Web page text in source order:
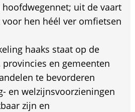
uit de vaart
hen héél ver omfietsen
haaks staat op de
en gemeenten
te bevorderen
en welzijnsvoorzieningen
zijn en